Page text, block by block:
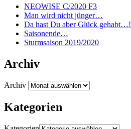
NEOWISE C/2020 F3
Man wird nicht jünger…
Da hast Du aber Glück gehabt…!
Saisonende…
Sturmsaison 2019/2020
Archiv
Archiv
Kategorien